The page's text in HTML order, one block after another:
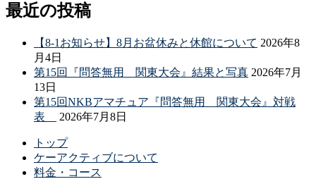
最近の投稿
【8-1お知らせ】8月お盆休みと休館について 2026年8
月4日
第15回『問答無用 関東大会』結果と写真 2026年7月
13日
第15回NKBアマチュア『問答無用 関東大会』対戦
表
2026年7月8日
トップ
ケーアクティブについて
料金・コース